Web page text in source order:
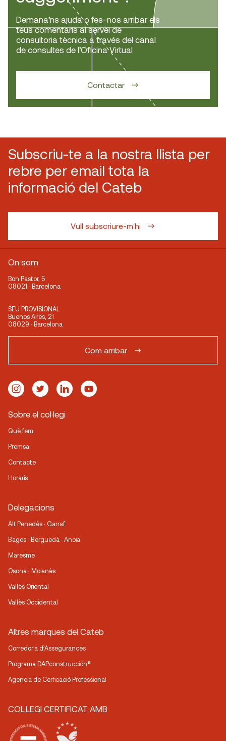
Demana’ns ajuda o fes-nos arribar els
teus comentaris al servei de
consultoria tècnica a través del canal
de consultes de l’Oficina Virtual
Contactar
Subscriu-te a la nostra llista per
rebre per email tota la
informació del Cateb
Vull subscriure-m'hi
On som
Bon Pastor, 5
08021 · Barcelona
SEU PROVISIONAL
Buenos Aires, 21
08029 · Barcelona
Com arribar
Sobre el col·legi
Què fem
Premsa
Contacte
Horaris
Delegacions
Alt Penedès · Garraf
Bages · Berguedà · Anoia
Maresme
Osona · Moianès
Vallès Oriental
Vallès Occidental
Altres marques del Cateb
Corredoria d’Assegurances
Programa DAPconstrucción®
Agencia de Cerficació Professional
COL·LEGI CERTIFICAT AMB